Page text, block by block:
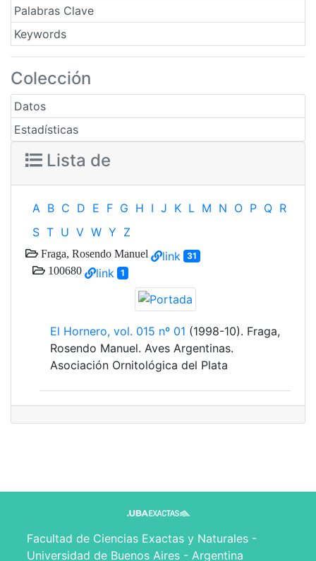
Palabras Clave
Keywords
Colección
Datos
Estadísticas
Lista de
A B C D E F G H I J K L M N O P Q R
S T U V W Y Z
Fraga, Rosendo Manuel link 31
100680 link 1
El Hornero, vol. 015 nº 01 (1998-10). Fraga,
Rosendo Manuel. Aves Argentinas.
Asociación Ornitológica del Plata
Facultad de Ciencias Exactas y Naturales -
Universidad de Buenos Aires - Argentina